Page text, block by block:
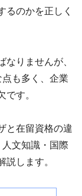
るのかを正しく
りませんが、
も多く、企業
です。
と在留資格の違
文知識・国際
します。